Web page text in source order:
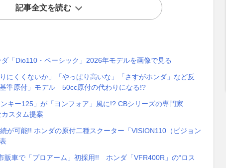
記事全文を読む
「Dio110・ベーシック」2026年モデルを画像で見る
にくくないか」「やっぱり高いな」「さすがホンダ」など反
準原付」モデル 50cc原付の代わりになる!?
キー125」が「ヨンフォア」風に!? CBシリーズの専門家
カスタム提案
が可能!! ホンダの原付二種スクーター「VISION110（ビジョン
車で「プロアーム」初採用!! ホンダ「VFR400R」の“ロス